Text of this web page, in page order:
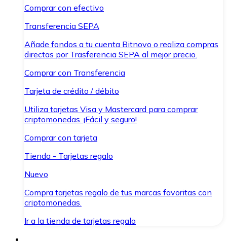
Comprar con efectivo
Transferencia SEPA
Añade fondos a tu cuenta Bitnovo o realiza compras
directas por Trasferencia SEPA al mejor precio.
Comprar con Transferencia
Tarjeta de crédito / débito
Utiliza tarjetas Visa y Mastercard para comprar
criptomonedas. ¡Fácil y seguro!
Comprar con tarjeta
Tienda - Tarjetas regalo
Nuevo
Compra tarjetas regalo de tus marcas favoritas con
criptomonedas.
Ir a la tienda de tarjetas regalo